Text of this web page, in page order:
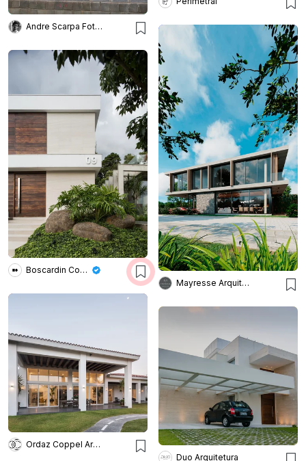
Andre Scarpa Fotografia
Mayresse Arquitetura
Boscardin Corsi Arquitetura
Ordaz Coppel Arquitectos
Duo Arquitetura